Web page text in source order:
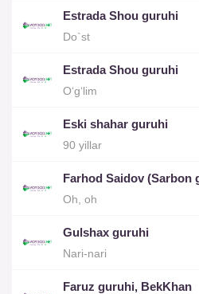
Estrada Shou guruhi
Do`st
Estrada Shou guruhi
O‘g‘lim
Eski shahar guruhi
90 yillar
Farhod Saidov (Sarbon
Oh, oh
Gulshax guruhi
Nari-nari
Faruz guruhi, BekKhan